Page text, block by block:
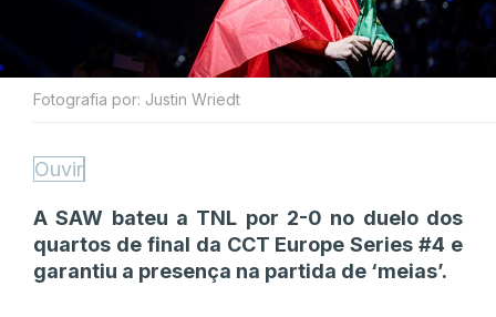
Fotografia por: Justin Wriedt
Ouvir
A SAW bateu a TNL por 2-0 no duelo dos
quartos de final da CCT Europe Series #4 e
garantiu a presença na partida de ‘meias’.